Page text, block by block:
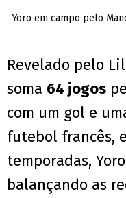
Yoro em campo pelo
Revelado pelo
soma 64 jogos
com um gol e
futebol francês,
temporadas,
balançando as